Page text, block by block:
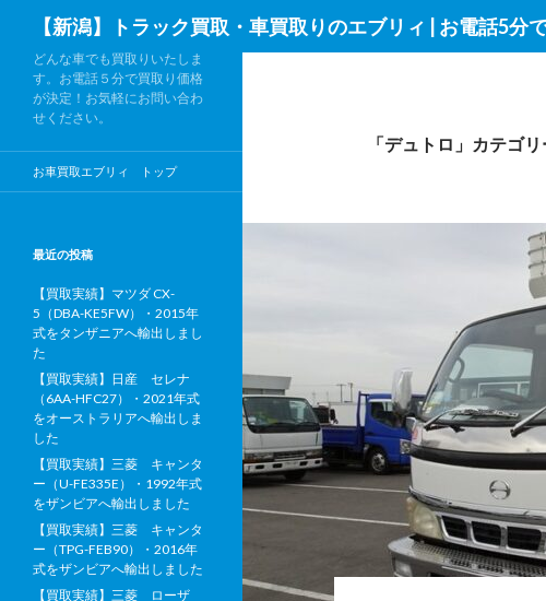
【新潟】トラック買取・車買取りのエブリィ | お電話5分
「デュトロ」カテゴ
どんな車でも買取りいたしま
す。お電話５分で買取り価格
が決定！お気軽にお問い合わ
せください。
お車買取エブリィ トップ
最近の投稿
【買取実績】マツダ CX-
5（DBA-KE5FW）・2015年
式をタンザニアへ輸出しまし
た
【買取実績】日産 セレナ
（6AA-HFC27）・2021年式
をオーストラリアへ輸出しま
した
【買取実績】三菱 キャンタ
ー（U-FE335E）・1992年式
をザンビアへ輸出しました
【買取実績】三菱 キャンタ
ー（TPG-FEB90）・2016年
式をザンビアへ輸出しました
【買取実績】三菱 ローザ